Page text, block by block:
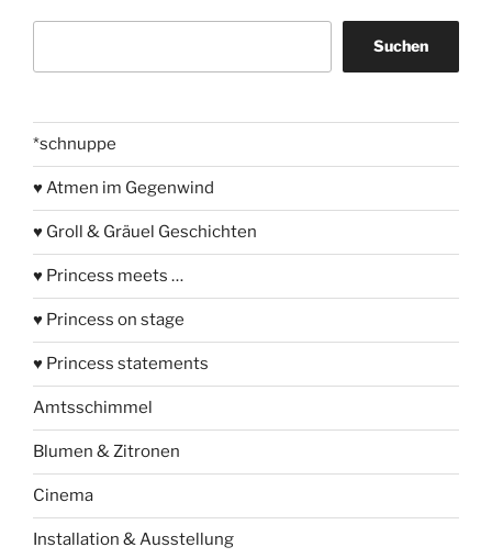
Suchen
*schnuppe
♥ Atmen im Gegenwind
♥ Groll & Gräuel Geschichten
♥ Princess meets …
♥ Princess on stage
♥ Princess statements
Amtsschimmel
Blumen & Zitronen
Cinema
Installation & Ausstellung